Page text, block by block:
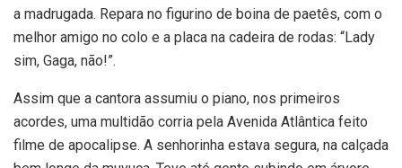
a madrugada. Repara no figurino de boina de paetês, com o
melhor amigo no colo e a placa na cadeira de rodas: “Lady
sim, Gaga, não!”.
Assim que a cantora assumiu o piano, nos primeiros
acordes, uma multidão corria pela Avenida Atlântica feito
filme de apocalipse. A senhorinha estava segura, na calçada